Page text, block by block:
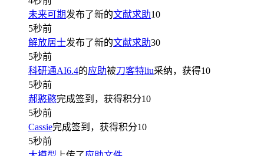
未来可期发布了新的文献求助10
5秒前
解放居士发布了新的文献求助30
5秒前
科研通AI6.4的应助被刀客特liu采纳，获得10
5秒前
郝憨憨完成签到，获得积分10
5秒前
Cassie完成签到，获得积分10
5秒前